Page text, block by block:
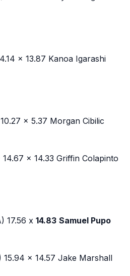
x 13.87 Kanoa Igarashi
x 5.37 Morgan Cibilic
x 14.33 Griffin Colapinto
17.56 x 14.83 Samuel Pupo
x 14.57 Jake Marshall